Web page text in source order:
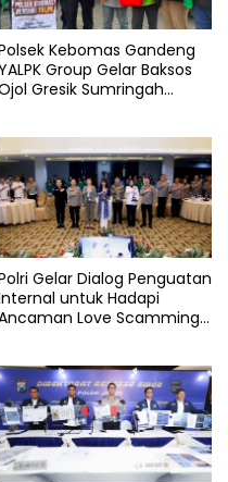
Kebomas Gandeng
Group Gelar Baksos
Gresik Sumringah
Gelar Dialog Penguatan
untuk Hadapi
Love Scamming